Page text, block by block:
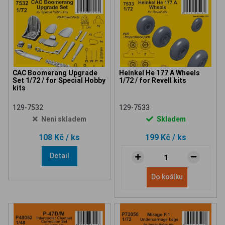
CAC Boomerang Upgrade
Set 1/72 / for Special Hobby
kits
129-7532
Není skladem
108 Kč / ks
Detail
Heinkel He 177 A Wheels
1/72 / for Revell kits
129-7533
Skladem
199 Kč / ks
Do košíku